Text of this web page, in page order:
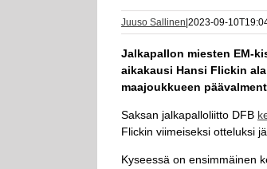
Juuso Sallinen 2023-09-
Jalkapallon miesten EM-
aikakausi Hansi Flickin
maajoukkueen
Saksan jalkapalloliitto DFB
Flickin viimeiseksi otteluksi
Kyseessä on ensimmäinen